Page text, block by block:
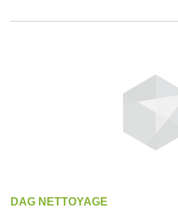
DAG NETTOYAGE